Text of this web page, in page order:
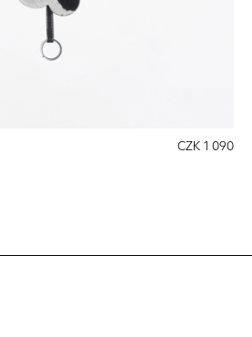
CZK 1 090